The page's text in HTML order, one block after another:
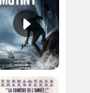
De la Comédie-Française Teaser VF